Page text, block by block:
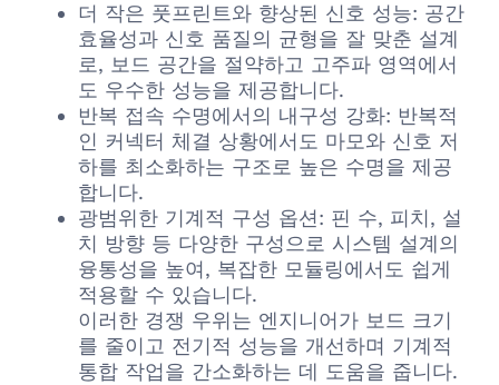
더 작은 풋프린트와 향상된 신호 성능: 공간
효율성과 신호 품질의 균형을 잘 맞춘 설계
로, 보드 공간을 절약하고 고주파 영역에서
도 우수한 성능을 제공합니다.
반복 접속 수명에서의 내구성 강화: 반복적
인 커넥터 체결 상황에서도 마모와 신호 저
하를 최소화하는 구조로 높은 수명을 제공
합니다.
광범위한 기계적 구성 옵션: 핀 수, 피치, 설
치 방향 등 다양한 구성으로 시스템 설계의
융통성을 높여, 복잡한 모듈링에서도 쉽게
적용할 수 있습니다.
이러한 경쟁 우위는 엔지니어가 보드 크기
를 줄이고 전기적 성능을 개선하며 기계적
통합 작업을 간소화하는 데 도움을 줍니다.